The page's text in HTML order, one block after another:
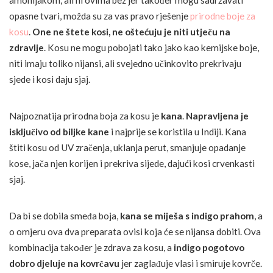
opasne tvari, možda su za vas pravo rješenjeprirodne boje za
kosu. One ne štete kosi, ne oštećuju je niti utječu na
zdravlje. Kosu ne mogu pobojati tako jako kao kemijske boje,
niti imaju toliko nijansi, ali svejedno učinkovito prekrivaju
sjede i kosi daju sjaj.
Najpoznatija prirodna boja za kosu je kana. Napravljena je
isključivo od biljke kane i najprije se koristila u Indiji. Kana
štiti kosu od UV zračenja, uklanja perut, smanjuje opadanje
kose, jača njen korijen i prekriva sijede, dajući kosi crvenkasti
sjaj.
Da bi se dobila smeđa boja, kana se miješa s indigo prahom, a
o omjeru ova dva preparata ovisi koja će se nijansa dobiti. Ova
kombinacija također je zdrava za kosu, a indigo pogotovo
dobro djeluje na kovrčavu jer zaglađuje vlasi i smiruje kovrče.